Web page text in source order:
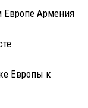
Европе Армения
Европы к